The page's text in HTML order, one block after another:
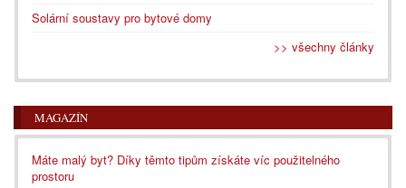
Solární soustavy pro bytové domy
>> všechny články
MAGAZÍN
Máte malý byt? Díky těmto tipům získáte víc použitelného
prostoru